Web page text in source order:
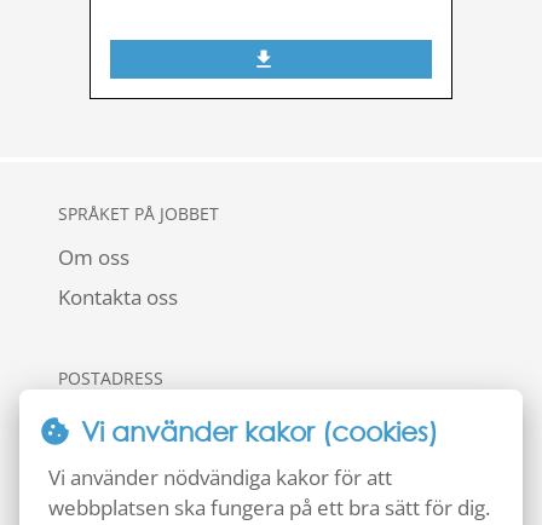
SPRÅKET PÅ JOBBET
Om oss
Kontakta oss
POSTADRESS
118 82 Stockholm
BESÖKSADRESS
Vi använder kakor (cookies)
Vi använder nödvändiga kakor för att
webbplatsen ska fungera på ett bra sätt för dig.